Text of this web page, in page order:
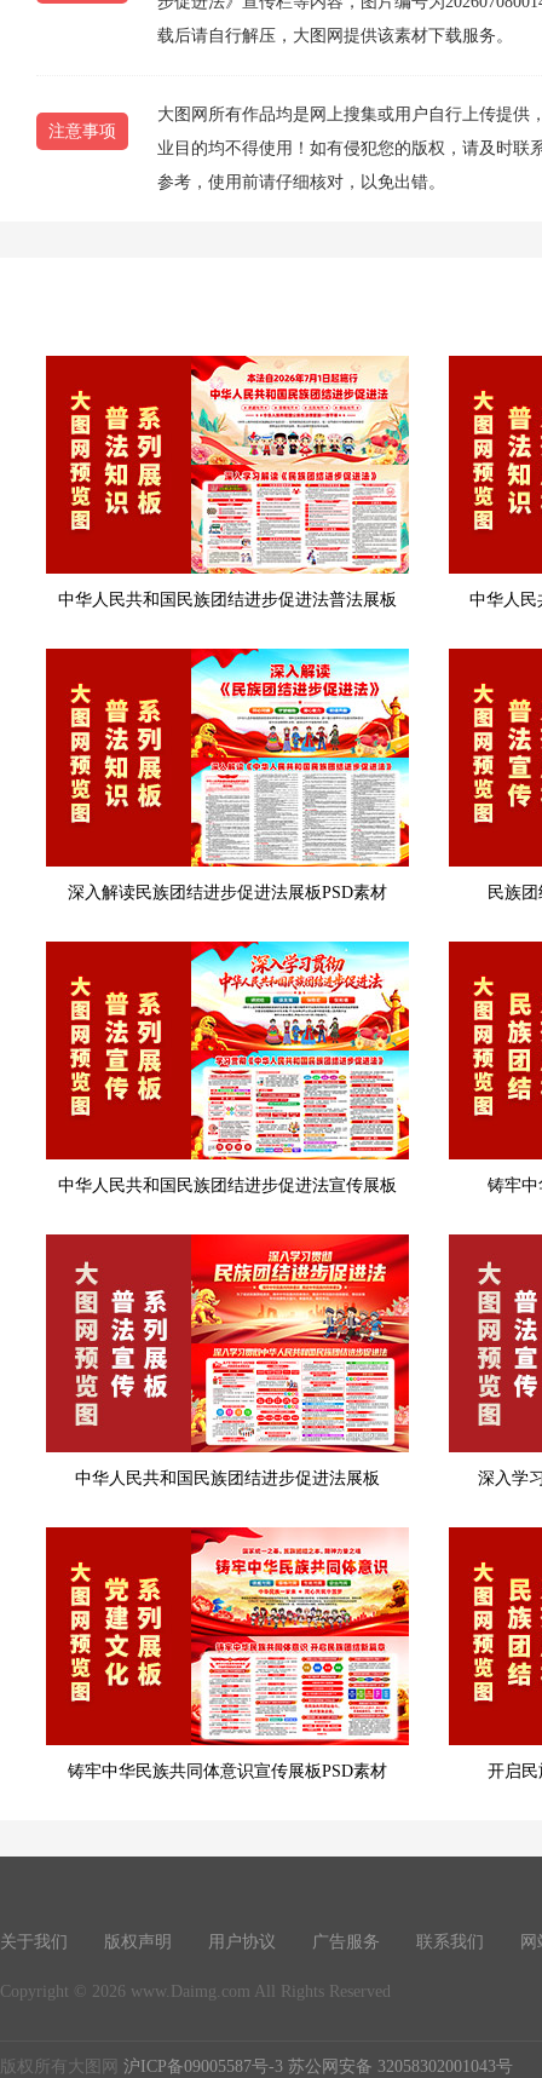
载后请自行解压，大图网提供该素材下载服务。
注意事项
大图网所有作品均是网上搜集或用户自行上传提
业目的均不得使用！如有侵犯您的版权，请及时联
参考，使用前请仔细核对，以免出错。
中华人民共和国民族团结进步促进法普法展板 中华人民
深入解读民族团结进步促进法展板PSD素材 民族
中华人民共和国民族团结进步促进法宣传展板 铸牢中
中华人民共和国民族团结进步促进法展板 深入学
铸牢中华民族共同体意识宣传展板PSD素材 开启民
关于我们 版权声明 用户协议 广告服务 联系我们 网
Copyright © 2026 www.Daimg.com All Rights Reserved
版权所有大图网 沪ICP备09005587号-3 苏公网安备 32058302001043号